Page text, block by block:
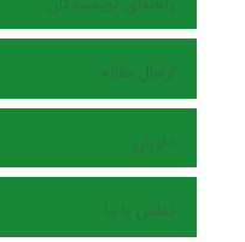
ارسال مقاله
داوران
تماس با ما